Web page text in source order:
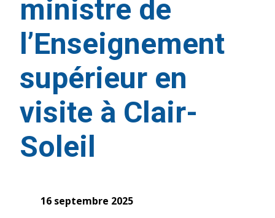
ministre de
l’Enseignement
supérieur en
visite à Clair-
Soleil
16 septembre 2025